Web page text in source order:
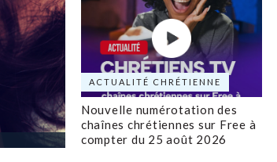
ACTUALITÉ CHRÉTIENNE
Nouvelle numérotation des
chaînes chrétiennes sur Free à
compter du 25 août 2026